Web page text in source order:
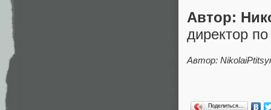
Автор:
директор
Автор:
Поделиться…